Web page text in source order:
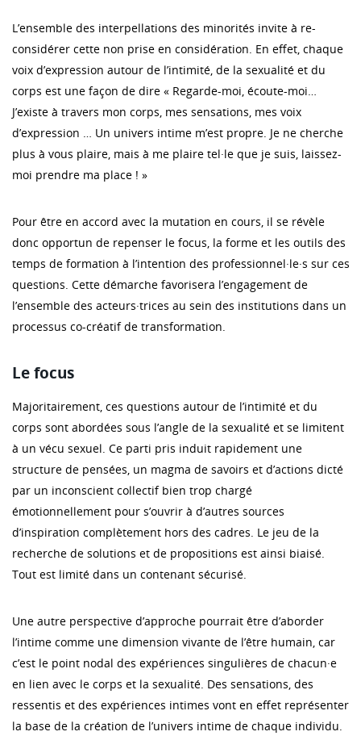
L’ensemble des interpellations des minorités invite à re-
considérer cette non prise en considération. En effet, chaque
voix d’expression autour de l’intimité, de la sexualité et du
corps est une façon de dire « Regarde-moi, écoute-moi…
J’existe à travers mon corps, mes sensations, mes voix
d’expression … Un univers intime m’est propre. Je ne cherche
plus à vous plaire, mais à me plaire tel·le que je suis, laissez-
moi prendre ma place ! »
Pour être en accord avec la mutation en cours, il se révèle
donc opportun de repenser le focus, la forme et les outils des
temps de formation à l’intention des professionnel·le·s sur ces
questions. Cette démarche favorisera l’engagement de
l’ensemble des acteurs·trices au sein des institutions dans un
processus co-créatif de transformation.
Le focus
Majoritairement, ces questions autour de l’intimité et du
corps sont abordées sous l’angle de la sexualité et se limitent
à un vécu sexuel. Ce parti pris induit rapidement une
structure de pensées, un magma de savoirs et d’actions dicté
par un inconscient collectif bien trop chargé
émotionnellement pour s’ouvrir à d’autres sources
d’inspiration complètement hors des cadres. Le jeu de la
recherche de solutions et de propositions est ainsi biaisé.
Tout est limité dans un contenant sécurisé.
Une autre perspective d’approche pourrait être d’aborder
l’intime comme une dimension vivante de l’être humain, car
c’est le point nodal des expériences singulières de chacun·e
en lien avec le corps et la sexualité. Des sensations, des
ressentis et des expériences intimes vont en effet représenter
la base de la création de l’univers intime de chaque individu.